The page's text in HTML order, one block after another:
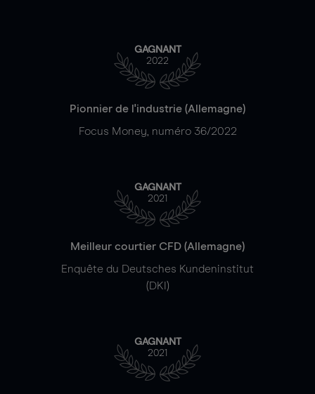
GAGNANT
2022
Pionnier de l'industrie (Allemagne)
Focus Money, numéro 36/2022
GAGNANT
2021
Meilleur courtier CFD (Allemagne)
Enquête du Deutsches Kundeninstitut
(DKI)
GAGNANT
2021